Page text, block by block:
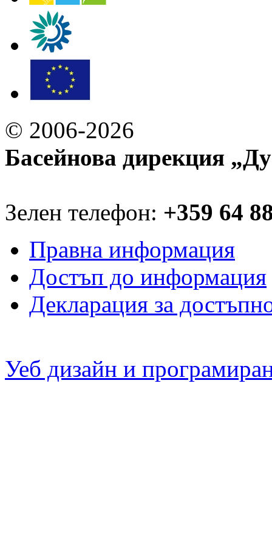
© 2006-2026
Басейнова дирекция
Зелен телефон: +359 64
Правна информация
Достъп до информация
Декларация за
Уеб дизайн и